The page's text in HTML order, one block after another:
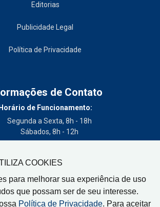
COOKIES
para melhorar sua experiência de uso
que possam ser de seu interesse.
Política de Privacidade. Para aceitar
Editorias
Publicidade Legal
Política de Privacidade
de Contato
Horário de Funcionamento:
Segunda a Sexta, 8h - 18h
Sábados, 8h - 12h
(19) 3404-3700
Circulação:
Artur Nogueira - SP, Cordeirópolis - SP,
Coelho - SP, Iracemápolis - SP